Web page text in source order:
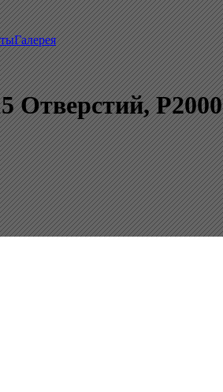
Галерея
P2000